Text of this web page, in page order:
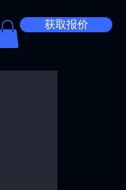
获取报价